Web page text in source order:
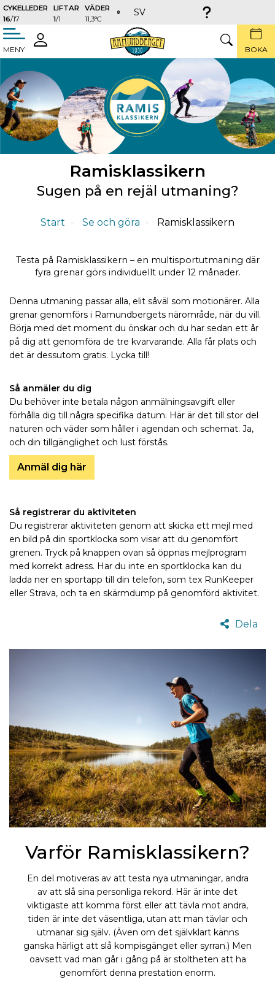
CYKELLEDER
16/17
LIFTAR
1/1
VÄDER
11,3°C
SV
MENY
LOGGA
IN
SÖK BOKA
Ramisklassikern
Sugen på en rejäl utmaning?
Start Se och göra Ramisklassikern
Testa på Ramisklassikern – en multisportutmaning där
fyra grenar görs individuellt under 12 månader.
Denna utmaning passar alla, elit såväl som motionärer. Alla
grenar genomförs i Ramundbergets närområde, när du vill.
Börja med det moment du önskar och du har sedan ett år
på dig att genomföra de tre kvarvarande. Alla får plats och
det är dessutom gratis. Lycka till!
Så anmäler du dig
Du behöver inte betala någon anmälningsavgift eller
förhålla dig till några specifika datum. Här är det till stor del
naturen och väder som håller i agendan och schemat. Ja,
och din tillgänglighet och lust förstås.
Anmäl dig här
Så registrerar du aktiviteten
Du registrerar aktiviteten genom att skicka ett mejl med
en bild på din sportklocka som visar att du genomfört
grenen. Tryck på knappen ovan så öppnas mejlprogram
med korrekt adress. Har du inte en sportklocka kan du
ladda ner en sportapp till din telefon, som tex RunKeeper
eller Strava, och ta en skärmdump på genomförd aktivitet.
Dela
Varför Ramisklassikern?
En del motiveras av att testa nya utmaningar, andra
av att slå sina personliga rekord. Här är inte det
viktigaste att komma först eller att tävla mot andra,
tiden är inte det väsentliga, utan att man tävlar och
utmanar sig själv. (Även om det självklart känns
ganska härligt att slå kompisgänget eller syrran.) Men
oavsett vad man går i gång på är stoltheten att ha
genomfört denna prestation enorm.